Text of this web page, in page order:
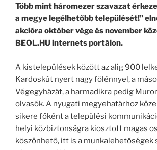
Több mint háromezer szavazat
a megye legélhetőbb települését!”
akcióra október vége és november
BEOL.HU internets portálon.
A kistelepülések között az alig 900
Kardoskút nyert nagy fölénnyel, a
Végegyházát, a harmadikra pedig
olvasók. A nyugati megyehatárhoz
sikere főként a települési
helyi közbiztonságra kiosztott magas
köszönhető, itt is a munkalehetőségek